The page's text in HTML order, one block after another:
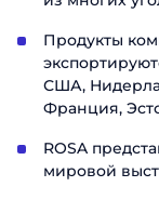
Продукты
США,
Франция,
ROSA
мировой